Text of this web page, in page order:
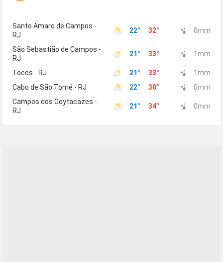
Santo Amaro de Campos -
RJ
22° 32° 0mm
São Sebastião de Campos -
RJ
21° 33° 1 mm
Tocos - RJ 21° 33° 1 mm
Cabo de São Tomé - RJ
22° 30° 0mm
Campos dos Goytacazes -
RJ
21° 34° 0mm